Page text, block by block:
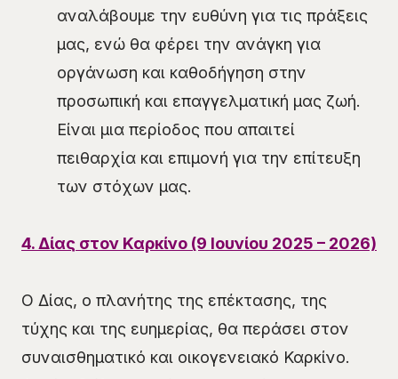
αναλάβουμε την ευθύνη για τις πράξεις
μας, ενώ θα φέρει την ανάγκη για
οργάνωση και καθοδήγηση στην
προσωπική και επαγγελματική μας ζωή.
Είναι μια περίοδος που απαιτεί
πειθαρχία και επιμονή για την επίτευξη
των στόχων μας.
4. Δίας στον Καρκίνο (9 Ιουνίου 2025 – 2026)
Ο Δίας, ο πλανήτης της επέκτασης, της
τύχης και της ευημερίας, θα περάσει στον
συναισθηματικό και οικογενειακό Καρκίνο.